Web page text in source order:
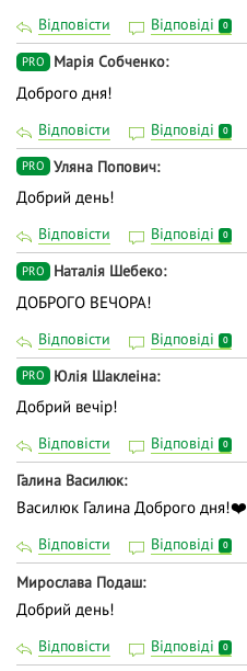
Відповісти Відповіді 0
PRO Марія Собченко
Доброго дня!
Відповісти Відповіді 0
PRO Уляна Попович
Добрий день!
Відповісти Відповіді 0
PRO Наталія Шебеко
ДОБРОГО ВЕЧОРА!
Відповісти Відповіді 0
PRO Юлія Шаклеіна
Добрий вечір!
Відповісти Відповіді 0
Галина Василюк
Василюк Галина Доброго дня!❤️
Відповісти Відповіді 0
Мирослава Подаш
Добрий день!
Відповісти Відповіді 0